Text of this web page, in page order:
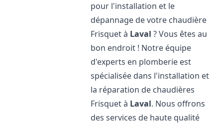
pour l'installation et le
dépannage de votre chaudière
Frisquet à Laval ? Vous êtes au
bon endroit ! Notre équipe
d'experts en plomberie est
spécialisée dans l'installation et
la réparation de chaudières
Frisquet à Laval. Nous offrons
des services de haute qualité